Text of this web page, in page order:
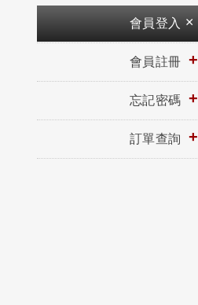
會員登入
會員註冊
忘記密碼
訂單查詢